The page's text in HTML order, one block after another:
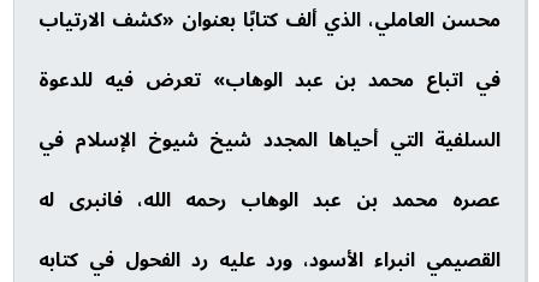
محسن العاملي، الذي ألف كتابًا بعنوان «كشف الارتياب
في اتباع محمد بن عبد الوهاب» تعرض فيه للدعوة
السلفية التي أحياها المجدد شيخ شيوخ الإسلام في
عصره محمد بن عبد الوهاب رحمه الله، فانبرى له
القصيمي انبراء الأسود، ورد عليه رد الفحول في كتابه